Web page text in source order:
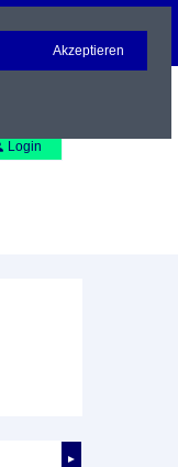
Login
►
Akzeptieren